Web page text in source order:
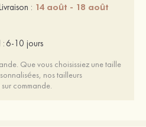
: 14 août - 18 août
:6-10 jours
Que vous choisissiez une taille
nos tailleurs
commande.